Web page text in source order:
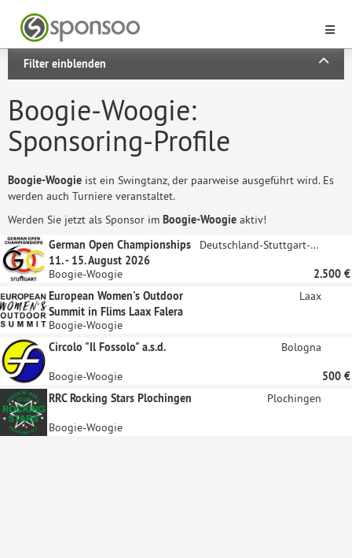
Filter einblenden
Boogie-Woogie:
Sponsoring-Profile
Boogie-Woogie ist ein Swingtanz, der paarweise ausgeführt wird. Es
werden auch Turniere veranstaltet.
Werden Sie jetzt als Sponsor im Boogie-Woogie aktiv!
German Open Championships
11. - 15. August 2026
Deutschland-Stuttgart-Mitte
Boogie-Woogie
2.500 €
European Women's Outdoor
Summit in Flims Laax Falera
Laax
Boogie-Woogie
Circolo "Il Fossolo" a.s.d.
Bologna
Boogie-Woogie
500 €
RRC Rocking Stars Plochingen
Plochingen
Boogie-Woogie